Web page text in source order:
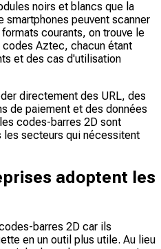
noirs et blancs que la
smartphones peuvent scanner
courants, on trouve le
Aztec, chacun étant
et des cas d'utilisation
directement des URL, des
de paiement et des données
codes-barres 2D sont
les secteurs qui nécessitent
adoptent les
barres 2D car ils
en un outil plus utile. Au lieu